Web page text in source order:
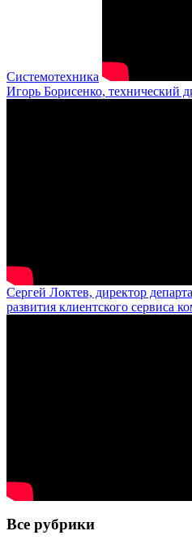
Системотехника
Игорь Борисенко, технический
Сергей Локтев, директор
развития клиентского сервиса
Все рубрики